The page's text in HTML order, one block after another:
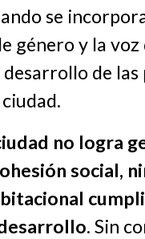
se
género y la voz
desarrollo de
no logra
social,
. Sin